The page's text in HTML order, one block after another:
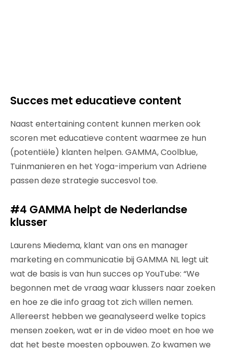
Succes met educatieve content
Naast entertaining content kunnen merken ook
scoren met educatieve content waarmee ze hun
(potentiële) klanten helpen. GAMMA, Coolblue,
Tuinmanieren en het Yoga-imperium van Adriene
passen deze strategie succesvol toe.
#4 GAMMA helpt de Nederlandse
klusser
Laurens Miedema, klant van ons en manager
marketing en communicatie bij GAMMA NL legt uit
wat de basis is van hun succes op YouTube: “We
begonnen met de vraag waar klussers naar zoeken
en hoe ze die info graag tot zich willen nemen.
Allereerst hebben we geanalyseerd welke topics
mensen zoeken, wat er in de video moet en hoe we
dat het beste moesten opbouwen. Zo kwamen we